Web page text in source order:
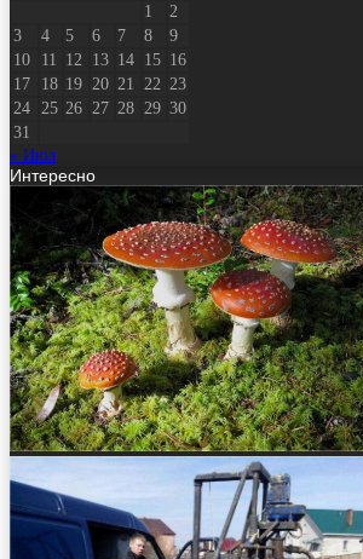
1
2
3
4 5 6 7 8
9
10
11 12 13 14 15 16
17
18 19 20 21 22 23
24
25 26 27 28 29 30
31
« Июл
Интересно